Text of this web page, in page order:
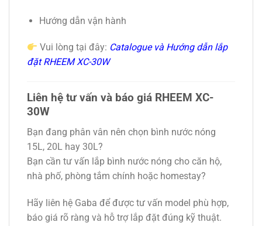
Hướng dẫn vận hành
Vui lòng tại đây: Catalogue và Hướng dẫn lắp
đặt RHEEM XC-30W
Liên hệ tư vấn và báo giá RHEEM XC-
30W
Bạn đang phân vân nên chọn bình nước nóng
15L, 20L hay 30L?
Bạn cần tư vấn lắp bình nước nóng cho căn hộ,
nhà phố, phòng tắm chính hoặc homestay?
Hãy liên hệ Gaba để được tư vấn model phù hợp,
báo giá rõ ràng và hỗ trợ lắp đặt đúng kỹ thuật.